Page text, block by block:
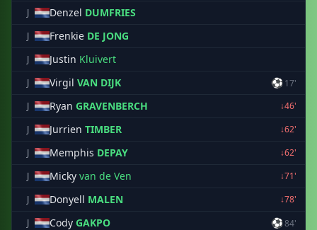
J Denzel DUMFRIES
J Frenkie DE JONG
J Justin Kluivert
J Virgil VAN DIJK ⚽ 17'
J
Ryan GRAVENBERCH
↓46'
J
Jurrien TIMBER
↓62'
J
Memphis DEPAY
↓62'
J
Micky van de Ven
↓71'
J
Donyell MALEN
↓78'
J
Cody GAKPO ⚽84'